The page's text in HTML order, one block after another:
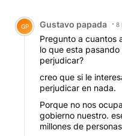
Comentario de Gustavo
GP Gustavo papada 8
Pregunto a cuantos
lo que esta
perjudicar?
creo que si le
perjudicar en nada.
Porque no nos
gobierno nuestro.
millones de